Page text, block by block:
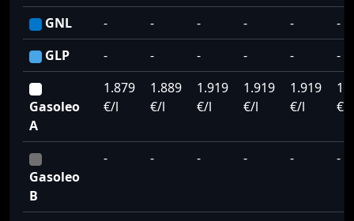
GNL
- - - - -
-
GLP
- - - - - -
Gasoleo
A
1.879
€/l
1.889
€/l
1.919
€/l
1.919
€/l
1.919
€/l
€/l
Gasoleo
B
- - - - - -